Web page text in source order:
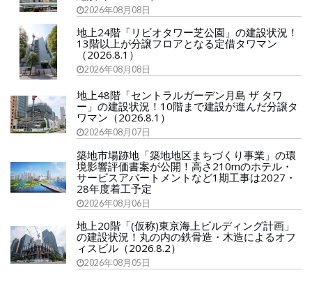
2026年08月08日
地上24階「リビオタワー芝公園」の建設状況！
13階以上が分譲フロアとなる定借タワマン
（2026.8.1）
2026年08月08日
地上48階「セントラルガーデン月島 ザ タワ
ー」の建設状況！10階まで建設が進んだ分譲タ
ワマン（2026.8.1）
2026年08月07日
築地市場跡地「築地地区まちづくり事業」の環
境影響評価書案が公開！高さ210mのホテル・
サービスアパートメントなど1期工事は2027・
28年度着工予定
2026年08月06日
地上20階「(仮称)東京海上ビルディング計画」
の建設状況！丸の内の鉄骨造・木造によるオフ
ィスビル（2026.8.2）
2026年08月05日